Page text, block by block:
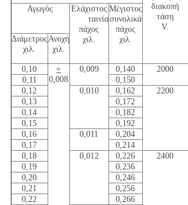
διακοπή
τάση
V.
Αγωγός
Ελάχιστος
ταινία
πάχος
χιλ.
Μέγιστος
συνολικά
πάχος
χιλ.
Διάμετρος
χιλ.
Ανοχή
χιλ.
0,10
+
0,008
0,009 0,140 2000
0,11
0,150
0,12
0,010 0,162 2200
0,13
0,172
0,14
0,182
0,15
0,192
0,16
0,011 0,204
0,17
0,214
0,18
0,012 0,226 2400
0,19
0,236
0,20
0,246
0,21
0,256
0,22
0,266